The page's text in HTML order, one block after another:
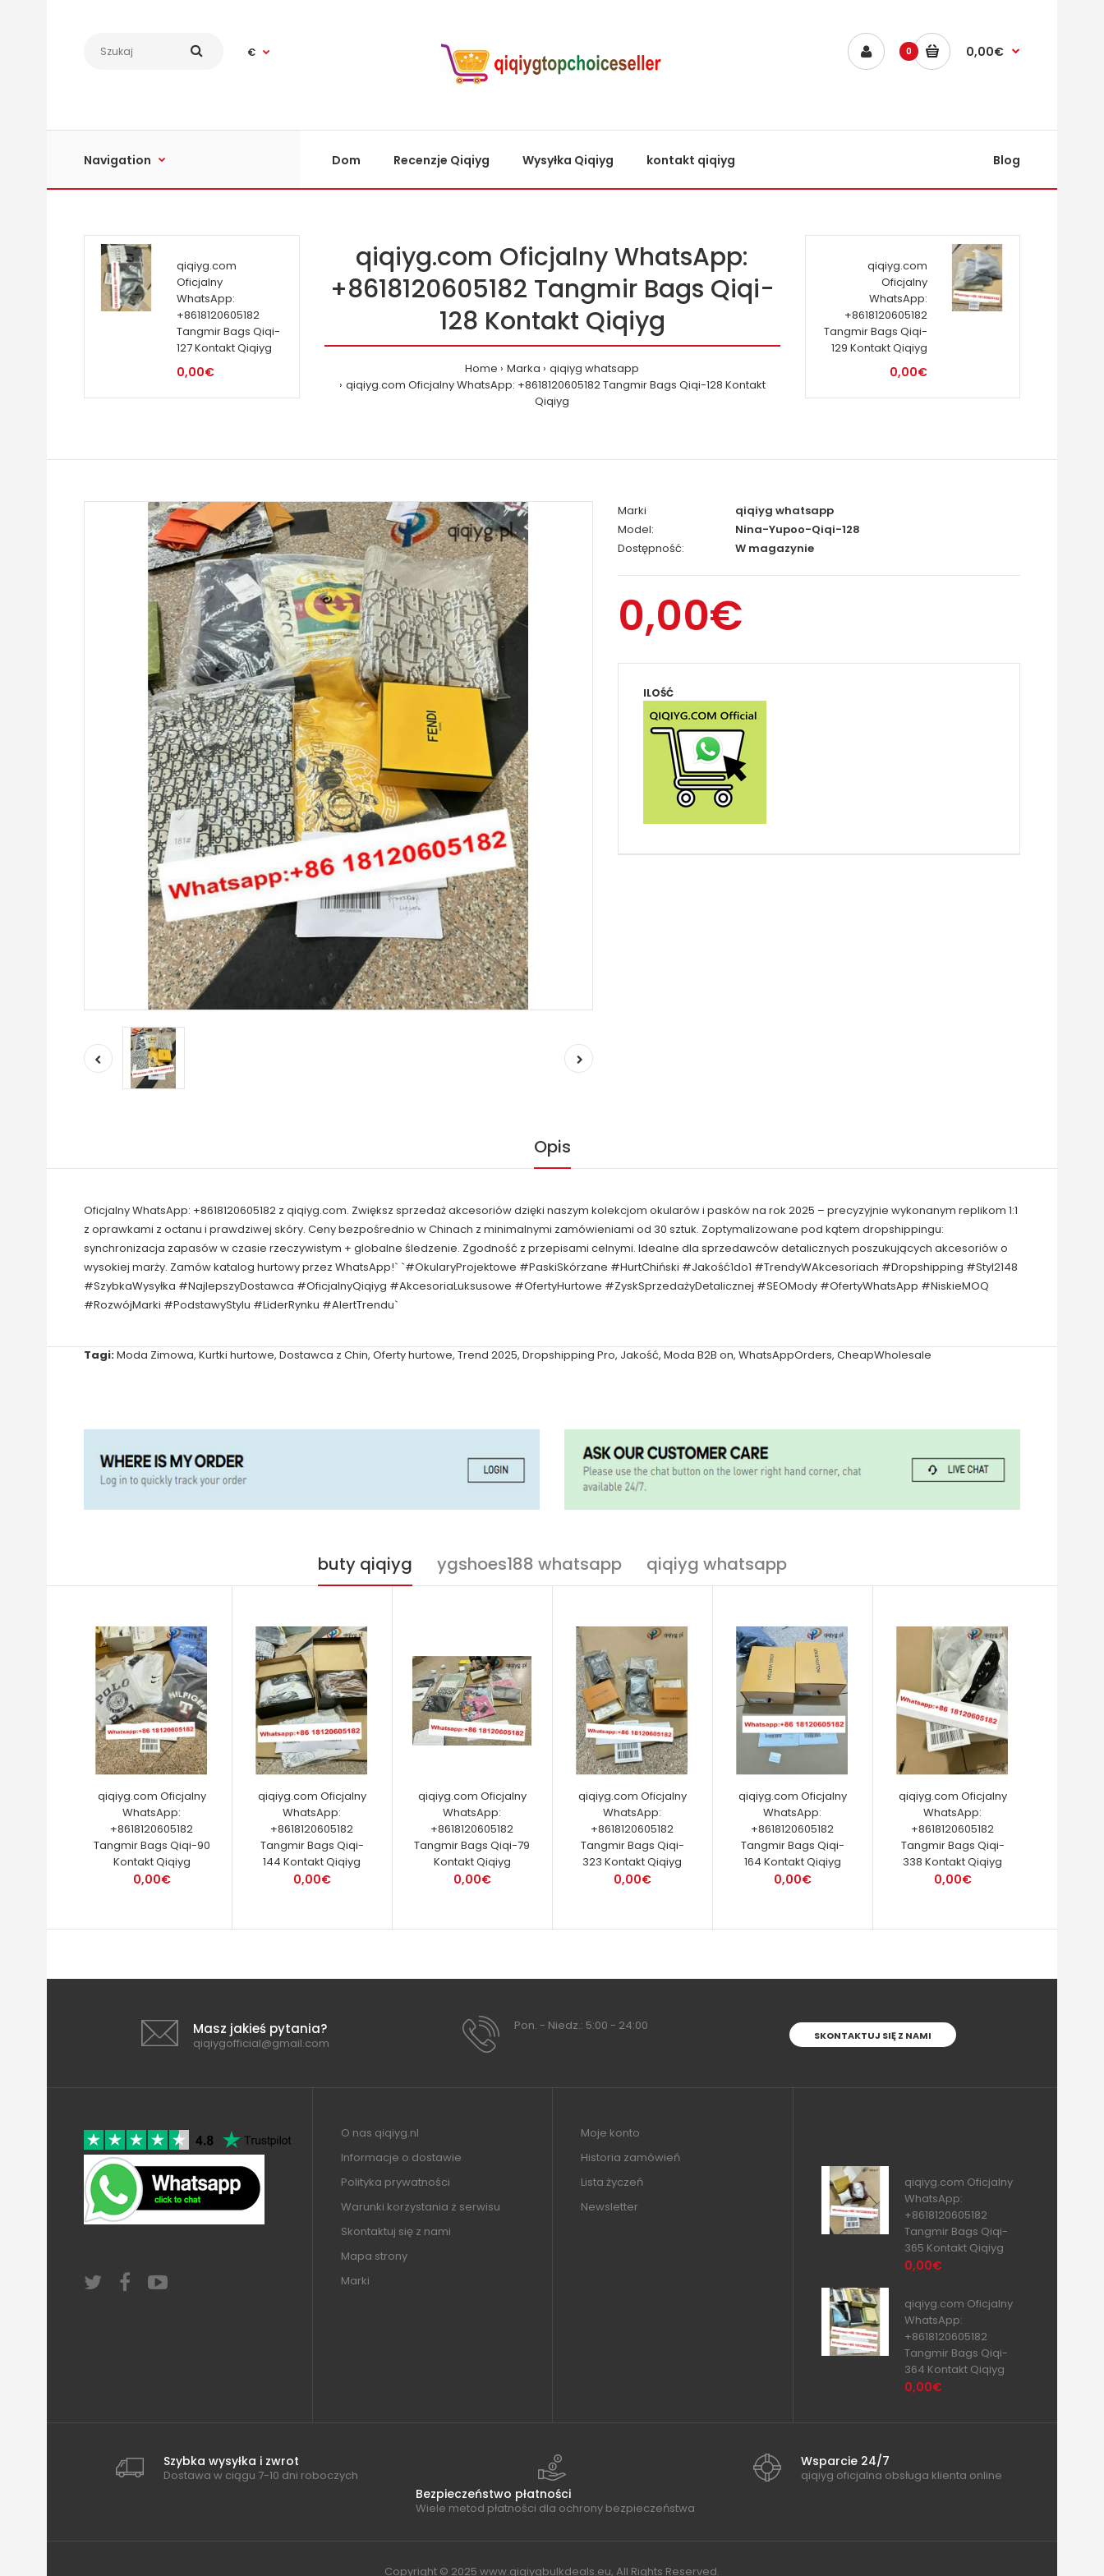
€ 0 0,00€
Navigation Dom Recenzje Qiqiyg Wysyłka Qiqiyg kontakt qiqiyg Blog
qiqiyg.com
Oficjalny
WhatsApp:
+8618120605182
Tangmir Bags Qiqi-
127 Kontakt Qiqiyg
0,00€
qiqiyg.com Oficjalny WhatsApp:
+8618120605182 Tangmir Bags Qiqi-
128 Kontakt Qiqiyg
Home Marka
qiqiyg whatsapp
qiqiyg.com Oficjalny WhatsApp: +8618120605182 Tangmir Bags Qiqi-128 Kontakt
Qiqiyg
qiqiyg.com
Oficjalny
WhatsApp:
+8618120605182
Tangmir Bags Qiqi-
129 Kontakt Qiqiyg
0,00€
Marki
qiqiyg whatsapp
Model:
Nina-Yupoo-Qiqi-128
Dostępność:
W magazynie
0,00€
ILOŚĆ
Opis
Oficjalny WhatsApp: +8618120605182 z qiqiyg.com. Zwiększ sprzedaż akcesoriów dzięki naszym kolekcjom okularów i pasków na rok 2025 – precyzyjnie wykonanym replikom 1:1
z oprawkami z octanu i prawdziwej skóry. Ceny bezpośrednio w Chinach z minimalnymi zamówieniami od 30 sztuk. Zoptymalizowane pod kątem dropshippingu:
synchronizacja zapasów w czasie rzeczywistym + globalne śledzenie. Zgodność z przepisami celnymi. Idealne dla sprzedawców detalicznych poszukujących akcesoriów o
wysokiej marży. Zamów katalog hurtowy przez WhatsApp!` `#OkularyProjektowe #PaskiSkórzane #HurtChiński #Jakość1do1 #TrendyWAkcesoriach #Dropshipping #Styl2148
#SzybkaWysyłka #NajlepszyDostawca #OficjalnyQiqiyg #AkcesoriaLuksusowe #OfertyHurtowe #ZyskSprzedażyDetalicznej #SEOMody #OfertyWhatsApp #NiskieMOQ
#RozwójMarki #PodstawyStylu #LiderRynku #AlertTrendu`
Tagi:Moda Zimowa, Kurtki hurtowe, Dostawca z Chin, Oferty hurtowe, Trend 2025, Dropshipping Pro, Jakość, Moda B2B on, WhatsAppOrders, CheapWholesale
buty qiqiyg ygshoes188 whatsapp qiqiyg whatsapp
qiqiyg.com Oficjalny
WhatsApp:
+8618120605182
Tangmir Bags Qiqi-90
Kontakt Qiqiyg
0,00€
qiqiyg.com Oficjalny
WhatsApp:
+8618120605182
Tangmir Bags Qiqi-
144 Kontakt Qiqiyg
0,00€
qiqiyg.com Oficjalny
WhatsApp:
+8618120605182
Tangmir Bags Qiqi-79
Kontakt Qiqiyg
0,00€
qiqiyg.com Oficjalny
WhatsApp:
+8618120605182
Tangmir Bags Qiqi-
323 Kontakt Qiqiyg
0,00€
qiqiyg.com Oficjalny
WhatsApp:
+8618120605182
Tangmir Bags Qiqi-
164 Kontakt Qiqiyg
0,00€
qiqiyg.com Oficjalny
WhatsApp:
+8618120605182
Tangmir Bags Qiqi-
338 Kontakt Qiqiyg
0,00€
Masz jakieś pytania?
qiqiygofficial@gmail.com
Pon. - Niedz.: 5:00 - 24:00
SKONTAKTUJ SIĘ Z NAMI
O nas qiqiyg.nl
Informacje o dostawie
Polityka prywatności
Warunki korzystania z serwisu
Skontaktuj się z nami
Mapa strony
Marki
Moje konto
Historia zamówień
Lista życzeń
Newsletter
qiqiyg.com Oficjalny
WhatsApp:
+8618120605182
Tangmir Bags Qiqi-
365 Kontakt Qiqiyg
0,00€
qiqiyg.com Oficjalny
WhatsApp:
+8618120605182
Tangmir Bags Qiqi-
364 Kontakt Qiqiyg
0,00€
Szybka wysyłka i zwrot
Dostawa w ciągu 7-10 dni roboczych
Bezpieczeństwo płatności
Wiele metod płatności dla ochrony bezpieczeństwa
Wsparcie 24/7
qiqiyg oficjalna obsługa klienta online
Copyright © 2025 www.qiqiygbulkdeals.eu, All Rights Reserved.